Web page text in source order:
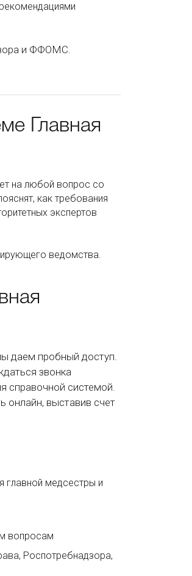
и ФФОМС.
Главная
на любой вопрос со
как требования
экспертов
ведомства.
даем пробный доступ.
звонка
справочной системой.
онлайн, выставив счет
главной медсестры и
вопросам
Роспотребнадзора,